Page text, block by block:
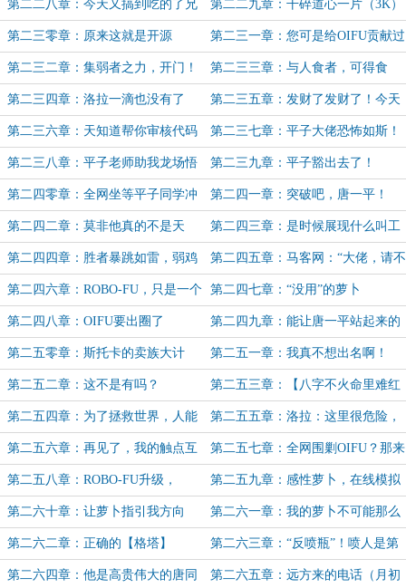
（凌风碎加更2/10）
第二二八章：今天又搞到吃的了兄
弟们！
第二二九章：干碎道心一片（3K）
第二三零章：原来这就是开源 第二三一章：您可是给OIFU贡献过
代码的大佬！
第二三二章：集弱者之力，开门！ 第二三三章：与人食者，可得食
（4k，凌风碎加更3/10）
第二三四章：洛拉一滴也没有了 第二三五章：发财了发财了！今天
开始请叫我唐百万！
第二三六章：天知道帮你审核代码
的是人是狗
第二三七章：平子大佬恐怖如斯！
第二三八章：平子老师助我龙场悟
道
第二三九章：平子豁出去了！
第二四零章：全网坐等平子同学冲
击1500分
第二四一章：突破吧，唐一平！
第二四二章：莫非他真的不是天
才？
第二四三章：是时候展现什么叫工
程暴力美学了！（4K）
第二四四章：胜者暴跳如雷，弱鸡
笑靥如花（4k）
第二四五章：马客网：“大佬，请不
要搞抽象！”
第二四六章：ROBO-FU，只是一个
无聊的开源小项目（4K）
第二四七章：“没用”的萝卜
（ROBO）为什么这么受欢迎？
（3K)
第二四八章：OIFU要出圈了 第二四九章：能让唐一平站起来的
道具找到了！
第二五零章：斯托卡的卖族大计 第二五一章：我真不想出名啊！
（战术后仰）
第二五二章：这不是有吗？ 第二五三章：【八字不火命里难红
唐同学】，ON！
第二五四章：为了拯救世界，人能
抽象到什么程度
第二五五章：洛拉：这里很危险，
李可·博伦，请退后！（4K）
第二五六章：再见了，我的触点互
联娘（3K）
第二五七章：全网围剿OIFU？那来
玩小机器人吧（凌风碎加更5/10）
第二五八章：ROBO-FU升级，
v0.3-城市生存地图
第二五九章：感性萝卜，在线模拟
（4K，凌风碎加更6/10）
第二六十章：让萝卜指引我方向
（4K）
第二六一章：我的萝卜不可能那么
厉害
第二六二章：正确的【格塔】 第二六三章：“反喷瓶”！喷人是第
一生产力
第二六四章：他是高贵伟大的唐同 第二六五章：远方来的电话（月初